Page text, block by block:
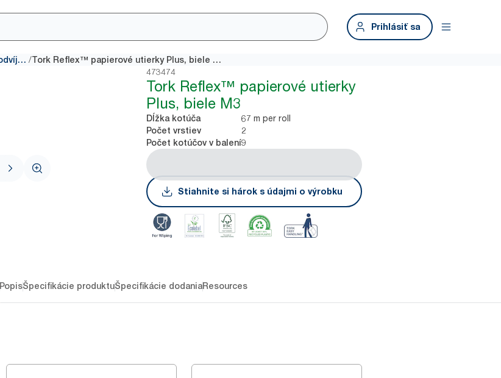
Prihlásiť sa
Papierové utierky so stredovým odvíjaním / Tork Reflex™ papierové utierky Plus, biele M3
473474
Tork Reflex™ papierové utierky
Plus, biele M3
Dĺžka kotúča 67 m per roll
Počet vrstiev 2
Počet kotúčov v balení9
Stiahnite si hárok s údajmi o výrobku
PopisŠpecifikácie produktuŠpecifikácie dodaniaResources